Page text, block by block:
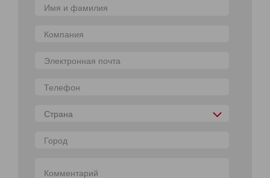
Страна